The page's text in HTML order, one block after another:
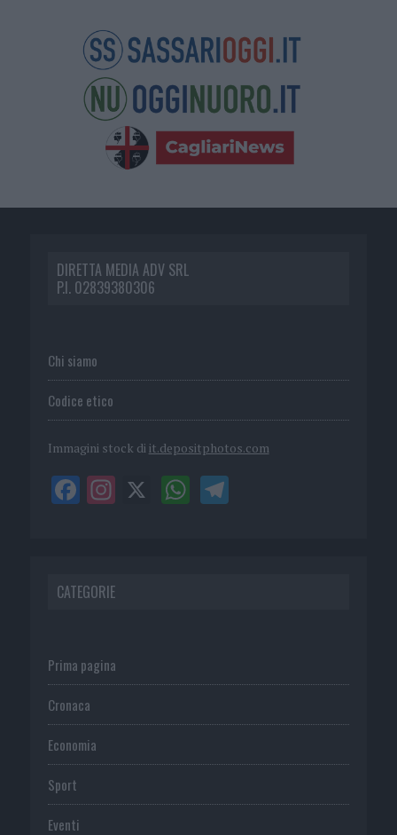
DIRETTA MEDIA ADV SRL
P.I. 02839380306
Chi siamo
Codice etico
Immagini stock di it.depositphotos.com
CATEGORIE
Prima pagina
Cronaca
Economia
Sport
Eventi